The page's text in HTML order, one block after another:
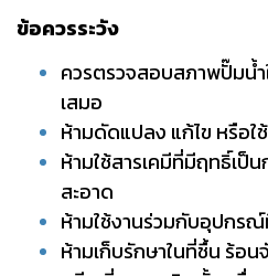
ข้อควรระวัง
ควรตรวจสอบสภาพปั๊มน้
เสมอ
ห้ามดัดแปลง แก้ไข หรือใ
ห้ามใช้สารเคมีที่มีฤทธิ์เป็
สะอาด
ห้ามใช้งานร่วมกับอุปกรณ์
ห้ามเก็บรักษาในที่ชื้น ร้อน